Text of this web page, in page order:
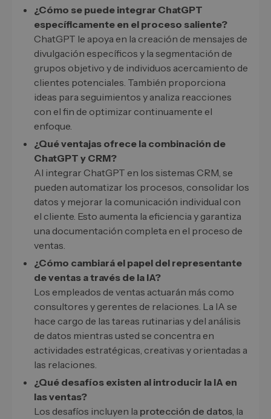
¿Cómo se puede integrar ChatGPT
específicamente en el proceso saliente?
ChatGPT le apoya en la creación de mensajes de
divulgación específicos y la segmentación de
grupos objetivo y de individuos acercamiento de
clientes potenciales. También proporciona
ideas para seguimientos y analiza reacciones
con el fin de optimizar continuamente el
enfoque.
¿Qué ventajas ofrece la combinación de
ChatGPT y CRM?
Al integrar ChatGPT en los sistemas CRM, se
pueden automatizar los procesos, consolidar los
datos y mejorar la comunicación individual con
el cliente. Esto aumenta la eficiencia y garantiza
una documentación completa en el proceso de
ventas.
¿Cómo cambiará el papel del representante
de ventas a través de la IA?
Los empleados de ventas actuarán más como
consultores y gerentes de relaciones. La IA se
hace cargo de las tareas rutinarias y del análisis
de datos mientras usted se concentra en
actividades estratégicas, creativas y orientadas a
las relaciones.
¿Qué desafíos existen al introducir la IA en
las ventas?
Los desafíos incluyen la protección de datos, la